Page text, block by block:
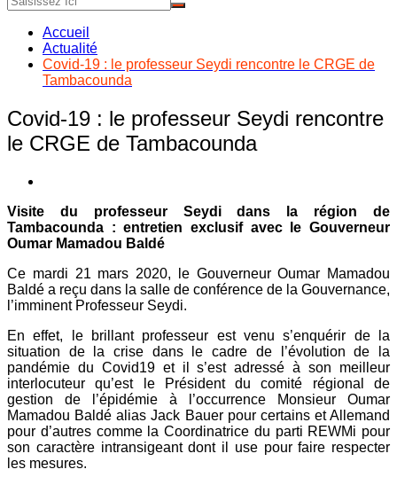
Accueil
Actualité
Covid-19 : le professeur Seydi rencontre le CRGE de
Tambacounda
Covid-19 : le professeur Seydi rencontre
le CRGE de Tambacounda
Visite du professeur Seydi dans la région de
Tambacounda : entretien exclusif avec le Gouverneur
Oumar Mamadou Baldé
Ce mardi 21 mars 2020, le Gouverneur Oumar Mamadou
Baldé a reçu dans la salle de conférence de la Gouvernance,
l’imminent Professeur Seydi.
En effet, le brillant professeur est venu s’enquérir de la
situation de la crise dans le cadre de l’évolution de la
pandémie du Covid19 et il s’est adressé à son meilleur
interlocuteur qu’est le Président du comité régional de
gestion de l’épidémie à l’occurrence Monsieur Oumar
Mamadou Baldé alias Jack Bauer pour certains et Allemand
pour d’autres comme la Coordinatrice du parti REWMi pour
son caractère intransigeant dont il use pour faire respecter
les mesures.